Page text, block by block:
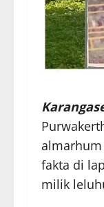
almarhum
fakta di
milik